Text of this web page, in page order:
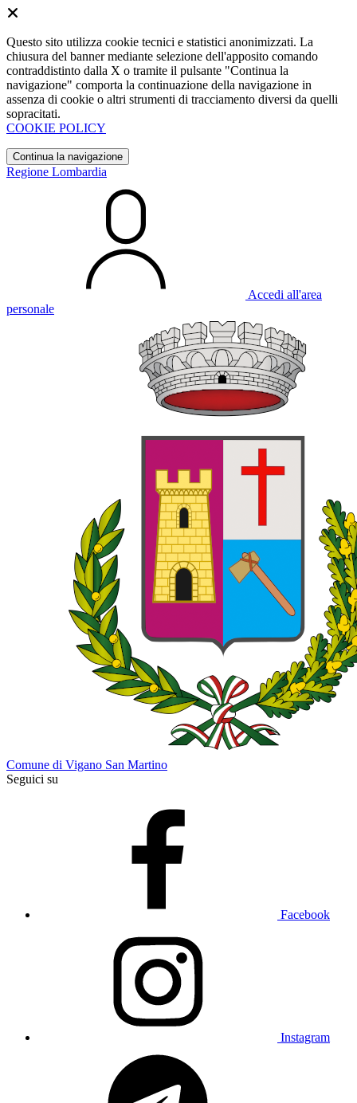
Questo sito utilizza cookie tecnici e statistici anonimizzati. La
chiusura del banner mediante selezione dell'apposito comando
contraddistinto dalla X o tramite il pulsante "Continua la
navigazione" comporta la continuazione della navigazione in
assenza di cookie o altri strumenti di tracciamento diversi da quelli
sopracitati.
COOKIE POLICY
Continua la navigazione
Regione Lombardia
Accedi all'area
personale
Comune di Vigano San Martino
Seguici su
Facebook
Instagram